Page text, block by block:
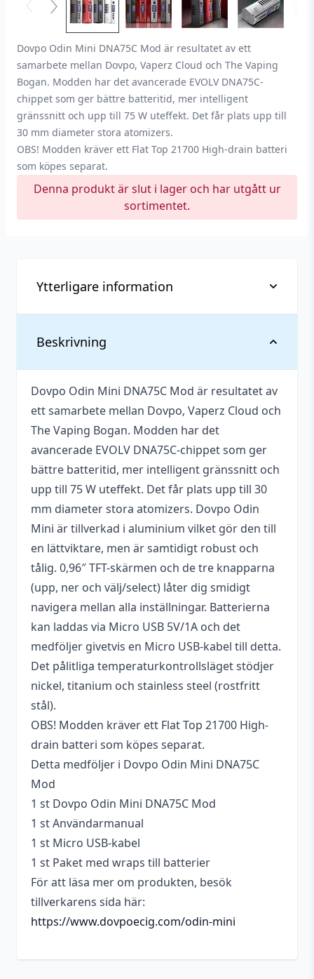
Dovpo Odin Mini DNA75C Mod är resultatet av ett
samarbete mellan Dovpo, Vaperz Cloud och The Vaping
Bogan. Modden har det avancerade EVOLV DNA75C-
chippet som ger bättre batteritid, mer intelligent
gränssnitt och upp till 75 W uteffekt. Det får plats upp till
30 mm diameter stora atomizers.
OBS! Modden kräver ett Flat Top 21700 High-drain batteri
som köpes separat.
Denna produkt är slut i lager och har utgått ur
sortimentet.
Beskrivning
Dovpo Odin Mini DNA75C Mod är resultatet av
ett samarbete mellan Dovpo, Vaperz Cloud och
The Vaping Bogan. Modden har det
avancerade EVOLV DNA75C-chippet som ger
bättre batteritid, mer intelligent gränssnitt och
upp till 75 W uteffekt. Det får plats upp till 30
mm diameter stora atomizers. Dovpo Odin
Mini är tillverkad i aluminium vilket gör den till
en lättviktare, men är samtidigt robust och
tålig. 0,96″ TFT-skärmen och de tre knapparna
(upp, ner och välj/select) låter dig smidigt
navigera mellan alla inställningar. Batterierna
kan laddas via Micro USB 5V/1A och det
medföljer givetvis en Micro USB-kabel till detta.
Det pålitliga temperaturkontrollsläget stödjer
nickel, titanium och stainless steel (rostfritt
stål).
OBS! Modden kräver ett Flat Top 21700 High-
drain batteri som köpes separat.
Detta medföljer i Dovpo Odin Mini DNA75C
Mod
1 st Dovpo Odin Mini DNA75C Mod
1 st Användarmanual
1 st Micro USB-kabel
1 st Paket med wraps till batterier
För att läsa mer om produkten, besök
tillverkarens sida här:
https://www.dovpoecig.com/odin-mini
Ytterligare information
Anslutning (Gänga)
Temperaturkontroll Ja
Egenskaper
Avancerat, För erfarna
vejpare, Justerbara
inställningar
Variabel watt
1 – 200 W
USB-anslutning
Micro-USB
Tillverkare
Dovpo
Skärm
0,96" TFT-skärm
Antal batterier som
krävs
1 st
Lägen
Temperaturkontroll,
Variabel Watt (VW/Power)
Laddning via USB
Höjd
90,5 mm
Bredd
32 mm
Batterityper som
stöds
Batterier medföljer
Längd
36,3 mm